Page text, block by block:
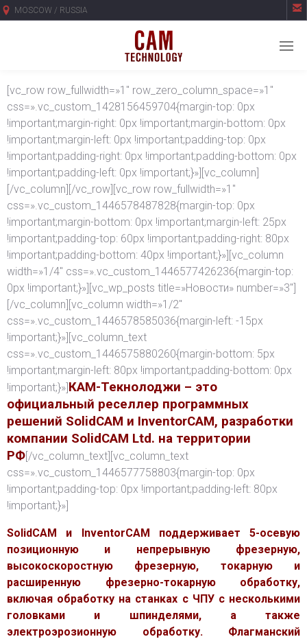
MOSCOW / RUSSIA 
[vc_row row_fullwidth=»1″ row_zero_column_space=»1″
css=».vc_custom_1428156459704{margin-top: 0px
!important;margin-right: 0px !important;margin-bottom: 0px
!important;margin-left: 0px !important;padding-top: 0px
!important;padding-right: 0px !important;padding-bottom: 0px
!important;padding-left: 0px !important;}»][vc_column]
[/vc_column][/vc_row][vc_row row_fullwidth=»1″
css=».vc_custom_1446578487828{margin-top: 0px
!important;margin-bottom: 0px !important;margin-left: 25px
!important;padding-top: 60px !important;padding-right: 80px
!important;padding-bottom: 40px !important;}»][vc_column
width=»1/4″ css=».vc_custom_1446577426236{margin-top:
0px !important;}»][vc_wp_posts title=»Новости» number=»3″]
[/vc_column][vc_column width=»1/2″
css=».vc_custom_1446578585036{margin-left: -15px
!important;}»][vc_column_text
css=».vc_custom_1446575880260{margin-bottom: 5px
!important;margin-left: 80px !important;padding-bottom: 0px
!important;}»]КАМ-Текнолоджи – это
официальный реселлер программных
решений SolidCAM и InventorCAM, разработки
компании SolidCAM Ltd. на территории
РФ[/vc_column_text][vc_column_text
css=».vc_custom_1446577758803{margin-top: 0px
!important;padding-top: 0px !important;padding-left: 80px
!important;}»]
SolidCAM и InventorCAM поддерживает 5-осевую
позиционную и непрерывную фрезерную,
высокоскоростную фрезерную, токарную и
расширенную фрезерно-токарную обработку,
включая обработку на станках с ЧПУ с несколькими
головками и шпинделями, а также
электроэрозионную обработку. Флагманский